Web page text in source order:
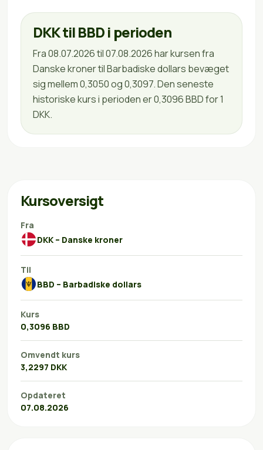
DKK til BBD i perioden
Fra 08.07.2026 til 07.08.2026 har kursen fra
Danske kroner til Barbadiske dollars bevæget
sig mellem 0,3050 og 0,3097. Den seneste
historiske kurs i perioden er 0,3096 BBD for 1
DKK.
Kursoversigt
Fra
DKK – Danske kroner
Til
BBD – Barbadiske dollars
Kurs
0,3096 BBD
Omvendt kurs
3,2297 DKK
Opdateret
07.08.2026